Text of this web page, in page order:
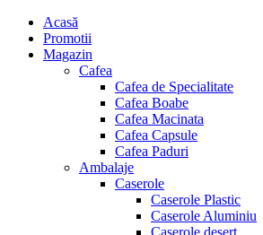
Menu
Acasă
Promotii
Magazin
Cafea
Cafea de Specialitate
Cafea Boabe
Cafea Macinata
Cafea Capsule
Cafea Paduri
Ambalaje
Caserole
Caserole Plastic
Caserole Aluminiu
Caserole desert